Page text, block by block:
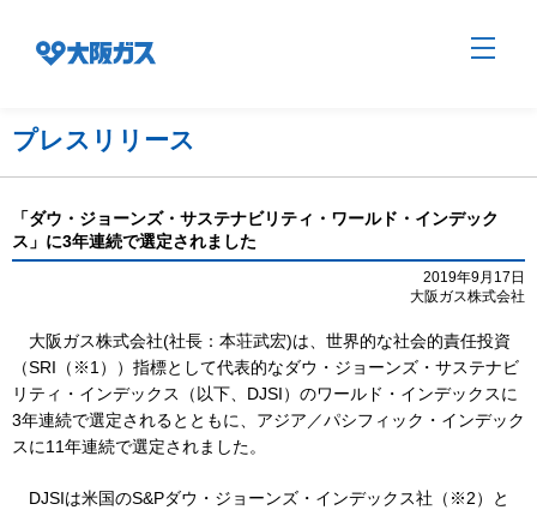
社会貢献
技術開発
プレスリリース
「ダウ・ジョーンズ・サステナビリティ・ワールド・インデック
ス」に3年連続で選定されました
2019年9月17日
大阪ガス株式会社
大阪ガス株式会社(社長：本荘武宏)は、世界的な社会的責任投資
（SRI（※1））指標として代表的なダウ・ジョーンズ・サステナビ
リティ・インデックス（以下、DJSI）のワールド・インデックスに
3年連続で選定されるとともに、アジア／パシフィック・インデック
スに11年連続で選定されました。
DJSIは米国のS&Pダウ・ジョーンズ・インデックス社（※2）と